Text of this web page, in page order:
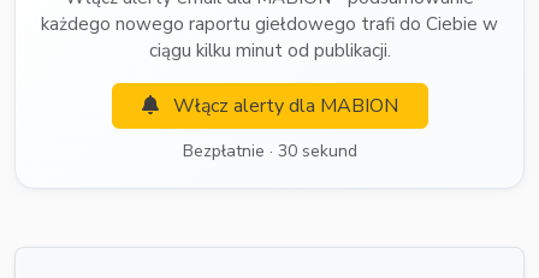
każdego nowego raportu giełdowego trafi do Ciebie w
ciągu kilku minut od publikacji.
Włącz alerty dla MABION
Bezpłatnie · 30 sekund